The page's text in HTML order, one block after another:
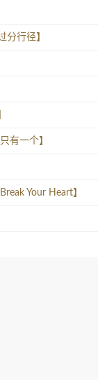
行径】
有一个】
Your Heart】